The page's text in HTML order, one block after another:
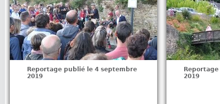
Reportage publié le 4 septembre
2019
2019